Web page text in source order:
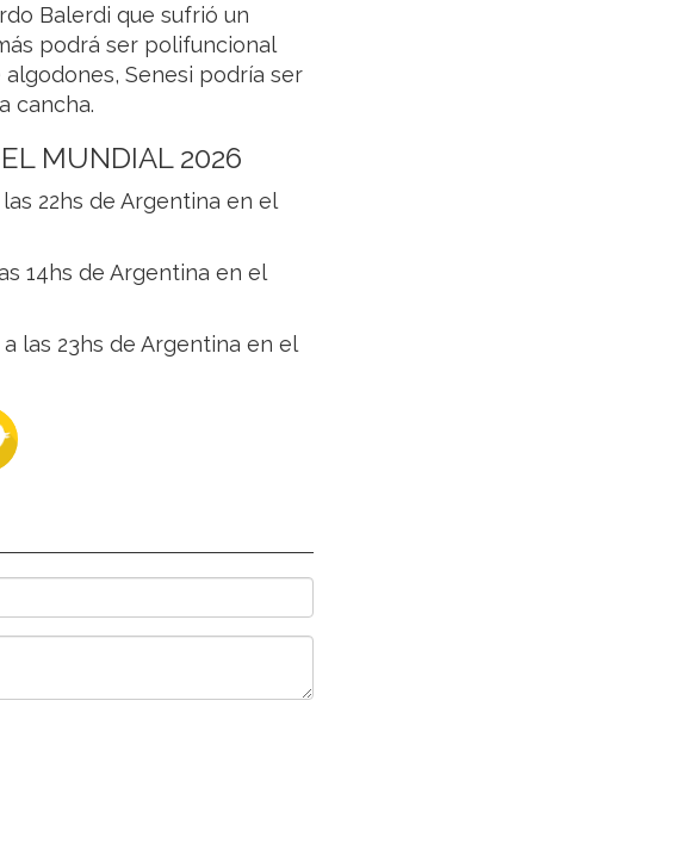
Balerdi que sufrió un
podrá ser polifuncional
Senesi podría ser
cancha.
MUNDIAL 2026
22hs de Argentina en el
14hs de Argentina en el
las 23hs de Argentina en el